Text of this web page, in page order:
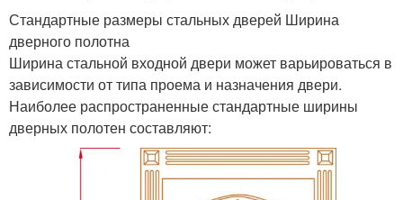
Стандартные размеры стальных дверей Ширина
дверного полотна
Ширина стальной входной двери может варьироваться в
зависимости от типа проема и назначения двери.
Наиболее распространенные стандартные ширины
дверных полотен составляют: